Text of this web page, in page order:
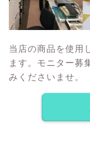
当店の商品を使用
ます。モニター募
みくださいませ。